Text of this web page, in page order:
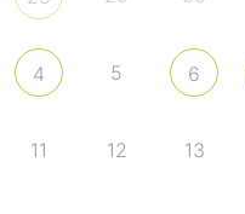
4 5 6
11 12 13